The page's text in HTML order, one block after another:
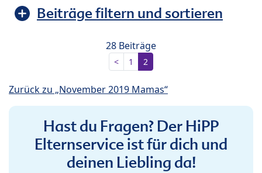
Beiträge filtern und sortieren
28 Beiträge
< 1 2
Zurück zu „November 2019 Mamas“
Hast du Fragen? Der HiPP
Elternservice ist für dich und
deinen Liebling da!